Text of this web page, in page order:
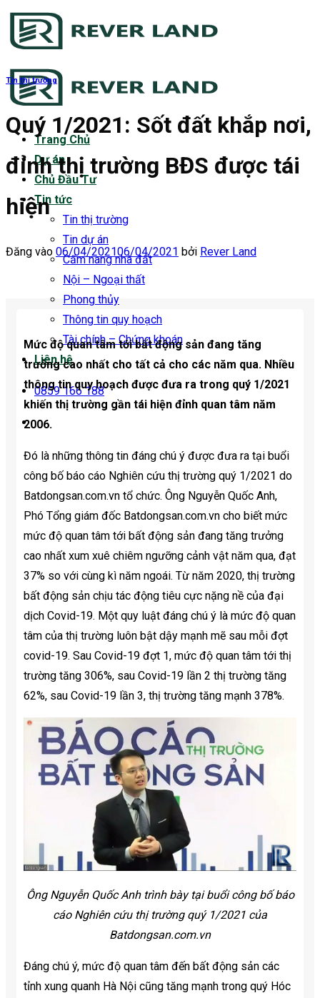
Bỏ
qua
dung
Trang Chủ
Dự án
Chủ Đầu Tư
Tin tức
Tin thị trường
Tin dự án
Cẩm nang nhà đất
Nội – Ngoại thất
Phong thủy
Thông tin quy hoạch
Tài chính – Chứng khoán
Liên hệ
0859 166 188
Tin thị trường
Quý 1/2021: Sốt đất khắp nơi,
đỉnh thị trường BĐS được tái
hiện
Đăng vào 06/04/202106/04/2021 bởi Rever Land
Mức độ quan tâm tới bất động sản đang tăng
trưởng cao nhất cho tất cả cho các năm qua. Nhiều
thông tin quy hoạch được đưa ra trong quý 1/2021
khiến thị trường gần tái hiện đỉnh quan tâm năm
2006.
Đó là những thông tin đáng chú ý được đưa ra tại buổi
công bố báo cáo Nghiên cứu thị trường quý 1/2021 do
Batdongsan.com.vn tổ chức. Ông Nguyễn Quốc Anh,
Phó Tổng giám đốc Batdongsan.com.vn cho biết mức
mức độ quan tâm tới bất động sản đang tăng trưởng
cao nhất xum xuê chiêm ngưỡng cảnh vật năm qua, đạt
37% so với cùng kì năm ngoái. Từ năm 2020, thị trường
bất động sản chịu tác động tiêu cực nặng nề của đại
dịch Covid-19. Một quy luật đáng chú ý là mức độ quan
tâm của thị trường luôn bật dậy mạnh mẽ sau mỗi đợt
covid-19. Sau Covid-19 đợt 1, mức độ quan tâm tới thị
trường tăng 306%, sau Covid-19 lần 2 thị trường tăng
62%, sau Covid-19 lần 3, thị trường tăng mạnh 378%.
Ông Nguyễn Quốc Anh trình bày tại buổi công bố báo
cáo Nghiên cứu thị trường quý 1/2021 của
Batdongsan.com.vn
Đáng chú ý, mức độ quan tâm đến bất động sản các
tỉnh xung quanh Hà Nội cũng tăng mạnh trong quý Hóc